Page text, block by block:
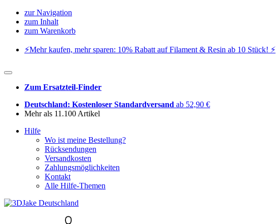
zur Navigation
zum Inhalt
zum Warenkorb
⚡️Mehr kaufen, mehr sparen: 10% Rabatt auf Filament & Resin ab 10 Stück! ⚡️
Zum Ersatzteil-Finder
Deutschland: Kostenloser Standardversand ab 52,90 €
Mehr als 11.100 Artikel
Hilfe
Wo ist meine Bestellung?
Rücksendungen
Versandkosten
Zahlungsmöglichkeiten
Kontakt
Alle Hilfe-Themen